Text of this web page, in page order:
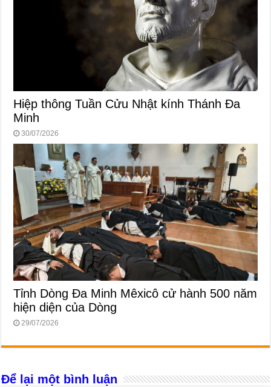
Hiệp thông Tuần Cửu Nhật kính Thánh Đa
Minh
30/07/2026
Tỉnh Dòng Đa Minh Mêxicô cử hành 500 năm
hiện diện của Dòng
29/07/2026
Để lại một bình luận